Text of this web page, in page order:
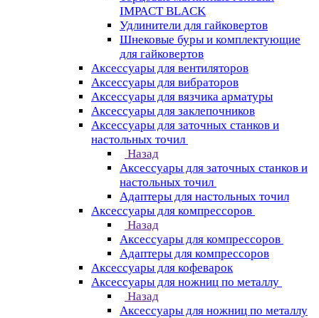
IMPACT BLACK
Удлинители для гайковертов
Шнековые буры и комплектующие
для гайковертов
Аксессуары для вентиляторов
Аксессуары для вибраторов
Аксессуары для вязчика арматуры
Аксессуары для заклепочников
Аксессуары для заточных станков и
настольных точил
Назад
Аксессуары для заточных станков и
настольных точил
Адаптеры для настольных точил
Аксессуары для компрессоров
Назад
Аксессуары для компрессоров
Адаптеры для компрессоров
Аксессуары для кофеварок
Аксессуары для ножниц по металлу
Назад
Аксессуары для ножниц по металлу